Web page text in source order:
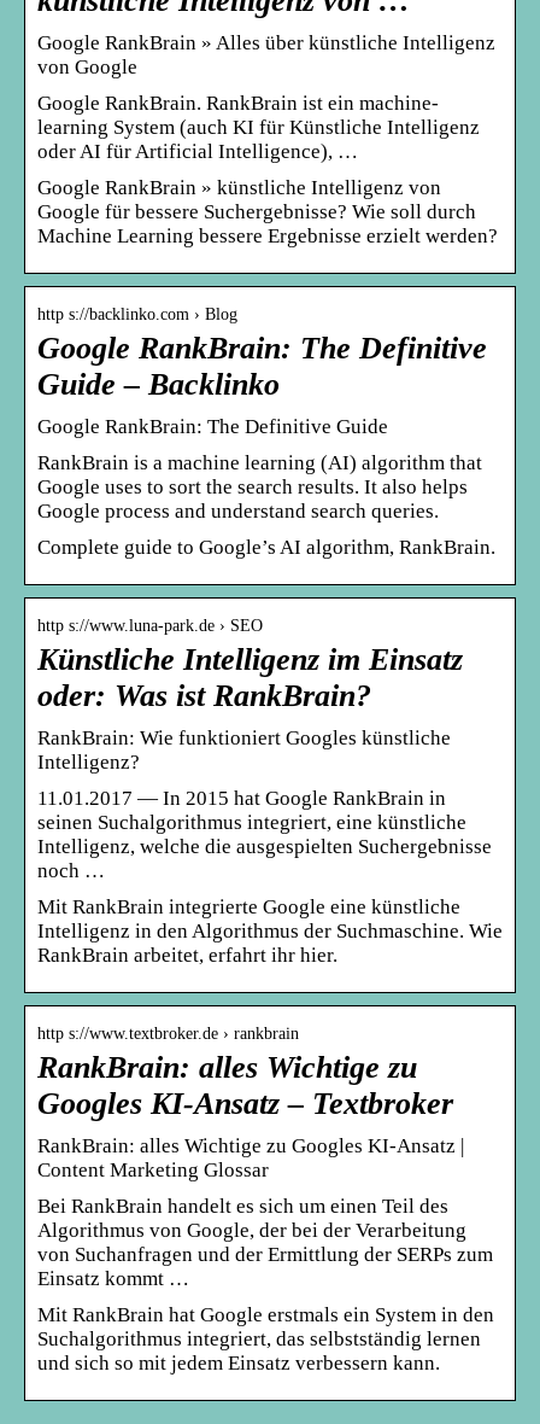
Google RankBrain » Alles über künstliche Intelligenz
von Google
Google RankBrain. RankBrain ist ein machine-
learning System (auch KI für Künstliche Intelligenz
oder AI für Artificial Intelligence), …
Google RankBrain » künstliche Intelligenz von
Google für bessere Suchergebnisse? Wie soll durch
Machine Learning bessere Ergebnisse erzielt werden?
http s://backlinko.com › Blog
Google RankBrain: The Definitive
Guide – Backlinko
Google RankBrain: The Definitive Guide
RankBrain is a machine learning (AI) algorithm that
Google uses to sort the search results. It also helps
Google process and understand search queries.
Complete guide to Google’s AI algorithm, RankBrain.
http s://www.luna-park.de › SEO
Künstliche Intelligenz im Einsatz
oder: Was ist RankBrain?
RankBrain: Wie funktioniert Googles künstliche
Intelligenz?
11.01.2017 — In 2015 hat Google RankBrain in
seinen Suchalgorithmus integriert, eine künstliche
Intelligenz, welche die ausgespielten Suchergebnisse
noch …
Mit RankBrain integrierte Google eine künstliche
Intelligenz in den Algorithmus der Suchmaschine. Wie
RankBrain arbeitet, erfahrt ihr hier.
http s://www.textbroker.de › rankbrain
RankBrain: alles Wichtige zu
Googles KI-Ansatz – Textbroker
RankBrain: alles Wichtige zu Googles KI-Ansatz |
Content Marketing Glossar
Bei RankBrain handelt es sich um einen Teil des
Algorithmus von Google, der bei der Verarbeitung
von Suchanfragen und der Ermittlung der SERPs zum
Einsatz kommt …
Mit RankBrain hat Google erstmals ein System in den
Suchalgorithmus integriert, das selbstständig lernen
und sich so mit jedem Einsatz verbessern kann.